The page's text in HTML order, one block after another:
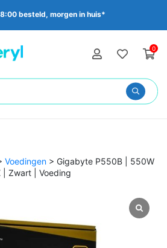
besteld, morgen in huis*
0
Voedingen > Gigabyte P550B | 550W
| Zwart | Voeding